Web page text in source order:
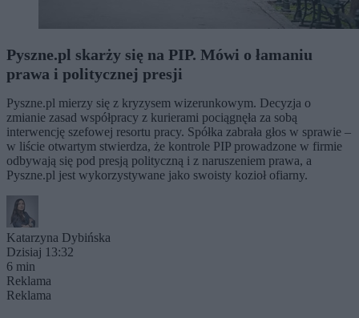
Pyszne.pl skarży się na PIP. Mówi o łamaniu
prawa i politycznej presji
Pyszne.pl mierzy się z kryzysem wizerunkowym. Decyzja o
zmianie zasad współpracy z kurierami pociągnęła za sobą
interwencję szefowej resortu pracy. Spółka zabrała głos w sprawie –
w liście otwartym stwierdza, że kontrole PIP prowadzone w firmie
odbywają się pod presją polityczną i z naruszeniem prawa, a
Pyszne.pl jest wykorzystywane jako swoisty kozioł ofiarny.
Katarzyna Dybińska
Dzisiaj 13:32
6 min
Reklama
Reklama